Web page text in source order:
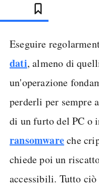
Eseguire
dati, almeno di
un'operazione
perderli per sempre
di un furto del PC o
ransomwareche
chiede poi un
accessibili. Tutto